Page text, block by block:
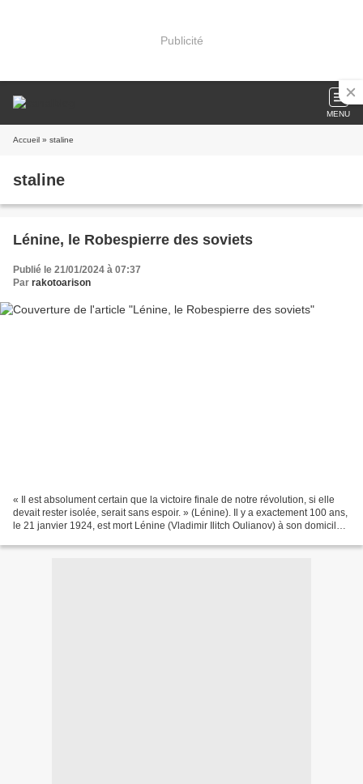
Publicité
MENU
Accueil » staline
staline
Lénine, le Robespierre des soviets
Publié le 21/01/2024 à 07:37
Par rakotoarison
« Il est absolument certain que la victoire finale de notre révolution, si elle
devait rester isolée, serait sans espoir. » (Lénine). Il y a exactement 100 ans,
le 21 janvier 1924, est mort Lénine (Vladimir Ilitch Oulianov) à son domicile,